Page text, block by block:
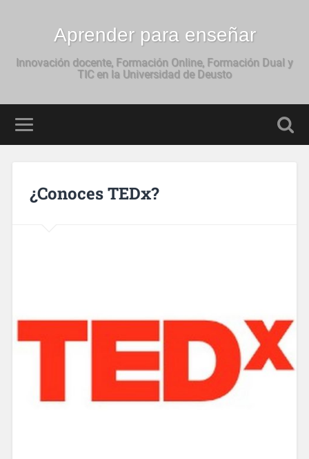
Aprender para enseñar
Innovación docente, Formación Online, Formación Dual y
TIC en la Universidad de Deusto
¿Conoces TEDx?